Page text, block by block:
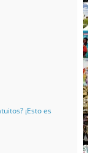
¡Esto es